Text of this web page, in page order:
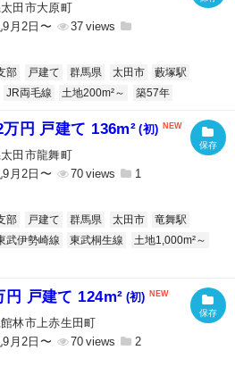
田市大原町
9月2日〜
37
部 戸建て 群馬県 太田市
藪塚駅
JR両毛線 土地200m²～ 築57年
万円 戸建て 136m² (初)
田市龍舞町
9月2日〜
70 1
部 戸建て 群馬県 太田市
竜舞駅
武伊勢崎線 東武桐生線
土地1,000m²～
円 戸建て 124m² (初)
林市上赤生田町
9月2日〜
70 2